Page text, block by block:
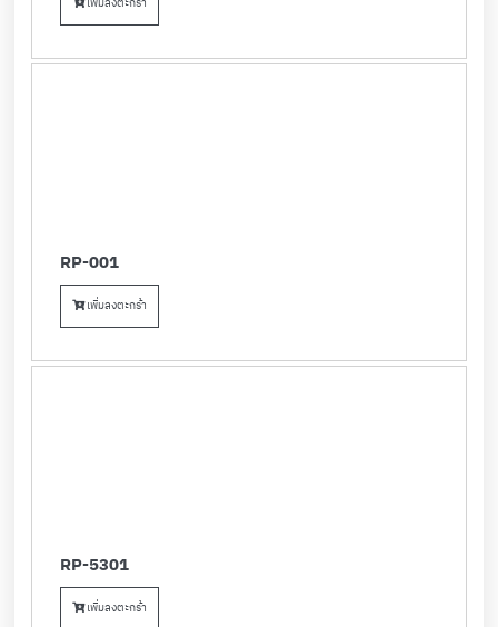
RP-001
เพิ่มลงตะกร้า
RP-5301
เพิ่มลงตะกร้า